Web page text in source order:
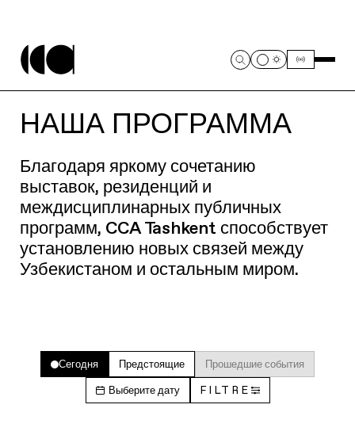
НАША ПРОГРАММА
Благодаря яркому сочетанию
выставок, резиденций и
междисциплинарных публичных
программ, CCA Tashkent способствует
установлению новых связей между
Узбекистаном и остальным миром.
Сегодня Предстоящие Прошедшие события
Выберите дату FILTRE